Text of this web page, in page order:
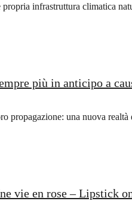
infrastruttura climatica
più in anticipo a
propagazione: una nuova
vie en rose – Lipstick